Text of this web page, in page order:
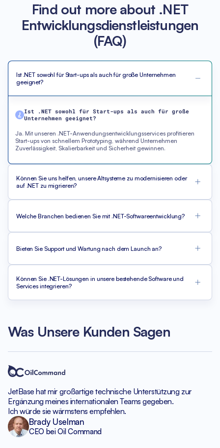
Find out more about .NET
Entwicklungsdienstleistungen
(FAQ)
Ist .NET sowohl für Start-ups als auch für große Unternehmen
geeignet?
Ist .NET sowohl für Start-ups als auch für große
Unternehmen geeignet?
Ja. Mit unseren .NET-Anwendungsentwicklungsservices profitieren
Start-ups von schnellem Prototyping, während Unternehmen
Zuverlässigkeit, Skalierbarkeit und Sicherheit gewinnen.
Können Sie uns helfen, unsere Altsysteme zu modernisieren oder
auf .NET zu migrieren?
Welche Branchen bedienen Sie mit .NET-Softwareentwicklung?
Bieten Sie Support und Wartung nach dem Launch an?
Können Sie .NET-Lösungen in unsere bestehende Software und
Services integrieren?
Was Unsere Kunden Sagen
JetBase hat mir großartigetechnische Unterstützung zur
Ergänzungmeines internationalen Teams gegeben.
Ich würde sie wärmstens empfehlen.
Brady Uselman
CEO bei Oil Command